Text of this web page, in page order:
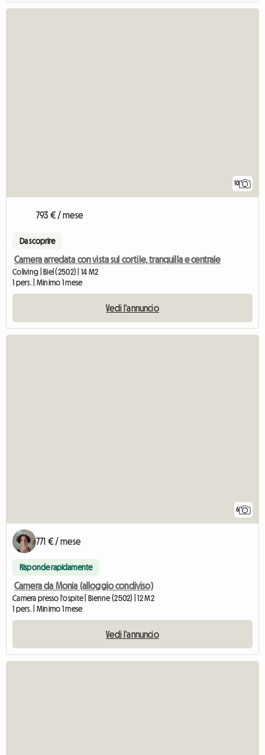
10
793 € / mese
Da scoprire
Camera arredata con vista sul cortile, tranquilla e centrale
Coliving | Biel (2502) | 14 M2
1 pers. | Minimo 1 mese
Vedi l'annuncio
6
771 € / mese
Risponde rapidamente
Camera da Monia (alloggio condiviso)
Camera presso l'ospite | Bienne (2502) | 12 M2
1 pers. | Minimo 1 mese
Vedi l'annuncio